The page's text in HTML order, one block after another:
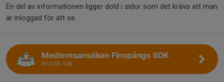
En del av informationen ligger dold i sidor som det krävs att man
är inloggad för att se.
Medlemsansökan Finspångs SOK
Ansök här.